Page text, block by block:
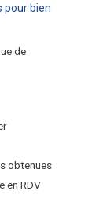
pour bien
de
obtenues
en RDV